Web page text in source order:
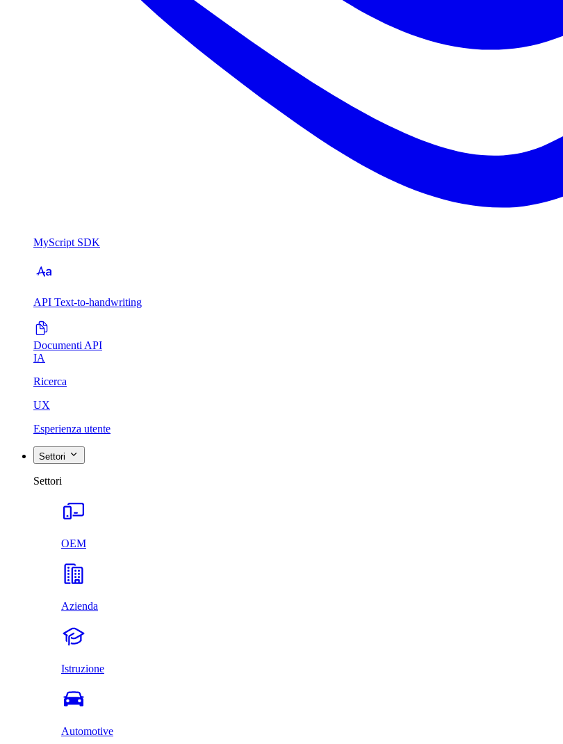
MyScript SDK
API Text-to-handwriting
Documenti API
IA
Ricerca
UX
Esperienza utente
Settori
Settori
OEM
Azienda
Istruzione
Automotive